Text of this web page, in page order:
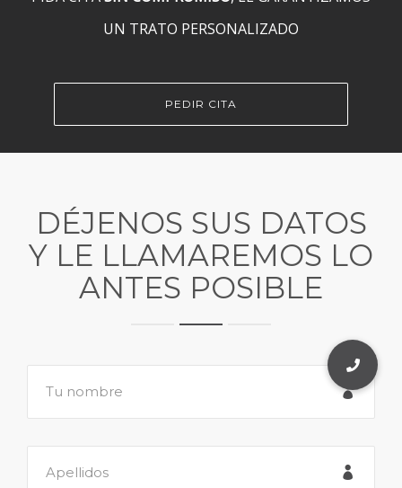
UN TRATO PERSONALIZADO
PEDIR CITA
DÉJENOS SUS DATOS
Y LE LLAMAREMOS LO
ANTES POSIBLE